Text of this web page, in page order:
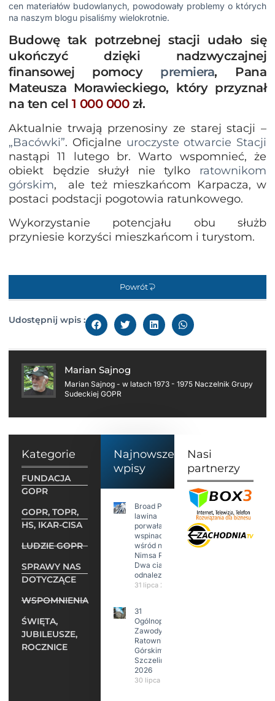
cen materiałów budowlanych, powodowały problemy o których
na naszym blogu pisaliśmy wielokrotnie.
Budowę tak potrzebnej stacji udało się
ukończyć dzięki nadzwyczajnej
finansowej pomocy premiera, Pana
Mateusza Morawieckiego, który przyznał
na ten cel 1 000 000zł.
Aktualnie trwają przenosiny ze starej stacji –
„Bacówki”. Oficjalne uroczyste otwarcie Stacji
nastąpi 11 lutego br. Warto wspomnieć, że
obiekt będzie służył nie tylko ratownikom
górskim, ale też mieszkańcom Karpacza, w
postaci podstacji pogotowia ratunkowego.
Wykorzystanie potencjału obu służb
przyniesie korzyści mieszkańcom i turystom.
Powrót
Udostępnij wpis :
Marian Sajnog
Marian Sajnog - w latach 1973 - 1975 Naczelnik Grupy
Sudeckiej GOPR
Kategorie
FUNDACJA
GOPR
GOPR, TOPR,
HS, IKAR-CISA
LUDZIE GOPR
SPRAWY NAS
DOTYCZĄCE
WSPOMNIENIA
ŚWIĘTA,
JUBILEUSZE,
ROCZNICE
Najnowsze
wpisy
Broad Peak:
lawina
porwała 10
wspinaczy,
wśród nich
Nimsa Purję.
Dwa ciała
odnalezione.
31 lipca 2026
31
Ogólnopolskie
Zawody w
Ratownictwie
Górskim –
Szczeliniec
2026
30 lipca 2026
Nasi
partnerzy